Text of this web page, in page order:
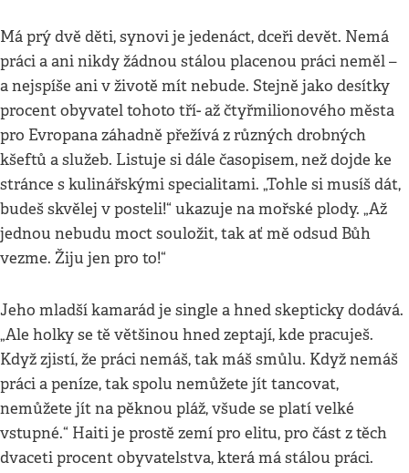
Má prý dvě děti, synovi je jedenáct, dceři devět. Nemá
práci a ani nikdy žádnou stálou placenou práci neměl –
a nejspíše ani v životě mít nebude. Stejně jako desítky
procent obyvatel tohoto tří- až čtyřmilionového města
pro Evropana záhadně přežívá z různých drobných
kšeftů a služeb. Listuje si dále časopisem, než dojde ke
stránce s kulinářskými specialitami. „Tohle si musíš dát,
budeš skvělej v posteli!“ ukazuje na mořské plody. „Až
jednou nebudu moct souložit, tak ať mě odsud Bůh
vezme. Žiju jen pro to!“
Jeho mladší kamarád je single a hned skepticky dodává.
„Ale holky se tě většinou hned zeptají, kde pracuješ.
Když zjistí, že práci nemáš, tak máš smůlu. Když nemáš
práci a peníze, tak spolu nemůžete jít tancovat,
nemůžete jít na pěknou pláž, všude se platí velké
vstupné.“ Haiti je prostě zemí pro elitu, pro část z těch
dvaceti procent obyvatelstva, která má stálou práci.